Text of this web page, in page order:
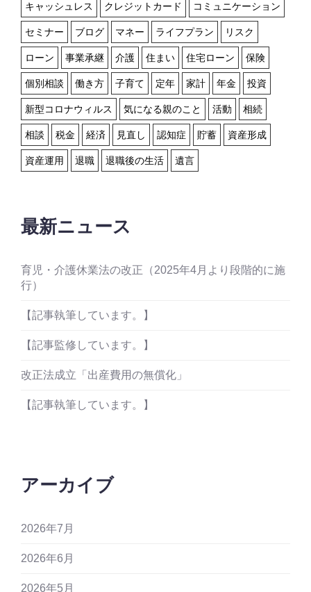
キャッシュレス クレジットカード コミュニケーション
セミナー ブログ マネー ライフプラン リスク
ローン 事業承継 介護 住まい 住宅ローン 保険
個別相談 働き方 子育て 定年 家計 年金 投資
新型コロナウィルス 気になる親のこと 活動 相続
相談 税金 経済 見直し 認知症 貯蓄 資産形成
資産運用 退職 退職後の生活 遺言
最新ニュース
育児・介護休業法の改正（2025年4月より段階的に施
行）
【記事執筆しています。】
【記事監修しています。】
改正法成立「出産費用の無償化」
【記事執筆しています。】
アーカイブ
2026年7月
2026年6月
2026年5月